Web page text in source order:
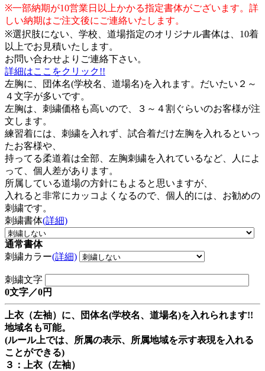
※一部納期が10営業日以上かかる指定書体がございます。詳
しい納期はご注文後にご連絡いたします。
※選択肢にない、学校、道場指定のオリジナル書体は、10着
以上でお見積いたします。
お問い合わせよりご連絡下さい。
詳細はここをクリック!!
左胸に、団体名(学校名、道場名)を入れます。だいたい２～
４文字が多いです。
左胸は、刺繍価格も高いので、３～４割ぐらいのお客様が注
文します。
練習着には、刺繍を入れず、試合着だけ左胸を入れるといっ
たお客様や、
持ってる柔道着は全部、左胸刺繍を入れているなど、人によ
って、個人差があります。
所属している道場の方針にもよると思いますが、
入れると非常にカッコよくなるので、個人的には、お勧めの
刺繍です。
刺繍書体(詳細)
通常書体
刺繍カラー(詳細)
刺繍文字
0文字／0円
上衣（左袖）に、団体名(学校名、道場名)を入れられます!!
地域名も可能。
(ルール上では、所属の表示、所属地域を示す表現を入れる
ことができる)
３：上衣（左袖）